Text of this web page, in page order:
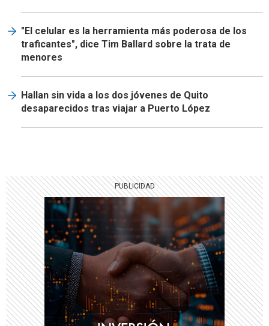
"El celular es la herramienta más poderosa de los
traficantes", dice Tim Ballard sobre la trata de
menores
Hallan sin vida a los dos jóvenes de Quito
desaparecidos tras viajar a Puerto López